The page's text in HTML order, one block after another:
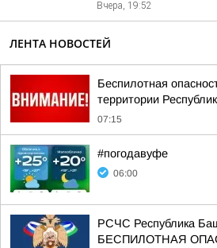
Вчера, 19:52
ЛЕНТА НОВОСТЕЙ
Беспилотная
территории
07:15
#погодавуфе
06:00
РСЧС Республика
БЕСПИЛОТНАЯ